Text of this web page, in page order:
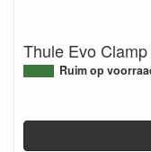
Thule Evo
Ruim op